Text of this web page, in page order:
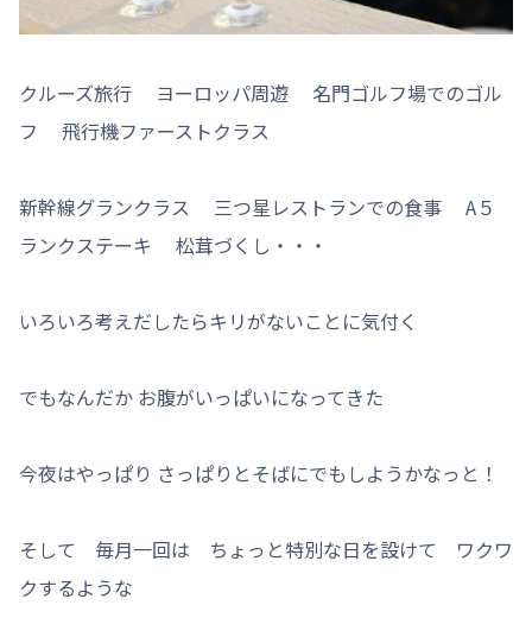
クルーズ旅行 ヨーロッパ周遊 名門ゴルフ場でのゴル
フ 飛行機ファーストクラス
新幹線グランクラス 三つ星レストランでの食事 A５
ランクステーキ 松茸づくし・・・
いろいろ考えだしたらキリがないことに気付く
でもなんだか お腹がいっぱいになってきた
今夜はやっぱり さっぱりとそばにでもしようかなっと！
そして 毎月一回は ちょっと特別な日を設けて ワクワ
クするような